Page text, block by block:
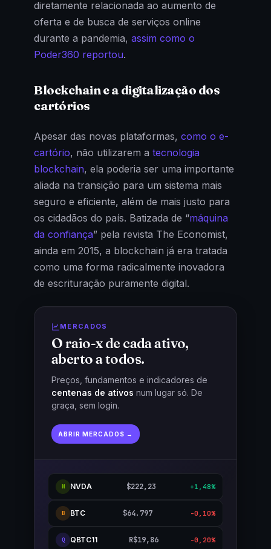
diretamente relacionada ao aumento de
oferta e de busca de serviços online
durante a pandemia, assim como o
Poder360 reportou.
Blockchain e a digitalização dos
cartórios
Apesar das novas plataformas, como o e-
cartório, não utilizarem a tecnologia
blockchain, ela poderia ser uma importante
aliada na transição para um sistema mais
seguro e eficiente, além de mais justo para
os cidadãos do país. Batizada de “máquina
da confiança” pela revista The Economist,
ainda em 2015, a blockchain já era tratada
como uma forma radicalmente inovadora
de escrituração puramente digital.
MERCADOS
O raio-x de cada ativo,
aberto a todos.
Preços, fundamentos e indicadores de
centenas de ativos num lugar só. De
graça, sem login.
ABRIR MERCADOS →
N NVDA $222,23 +1,48%
B BTC $64.797 -0,10%
Q QBTC11 R$19,86 -0,20%